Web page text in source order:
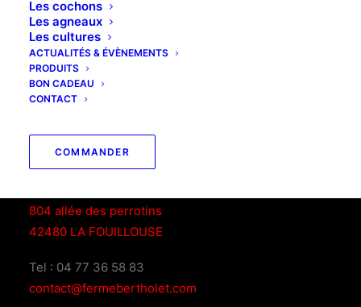
Les cochons
Les agneaux
Les cultures
ACTUALITÉS & ÉVÈNEMENTS
PRODUITS
BON CADEAU
CONTACT
COMMANDER
© 2026 La Ferme Bertholet.
804 allée des perrotins
42480 LA FOUILLOUSE
Tel : 04 77 36 58 83
contact@fermebertholet.com